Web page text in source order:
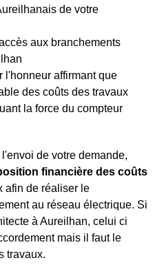
de votre
aux branchements
l'honneur affirmant que
des coûts des travaux
la force du compteur
de votre demande,
financière des coûts
afin de réaliser le
au réseau électrique. Si
à Aureilhan, celui ci
mais il faut le
travaux.